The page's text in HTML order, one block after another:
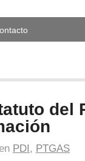
del
PDI, PTGAS